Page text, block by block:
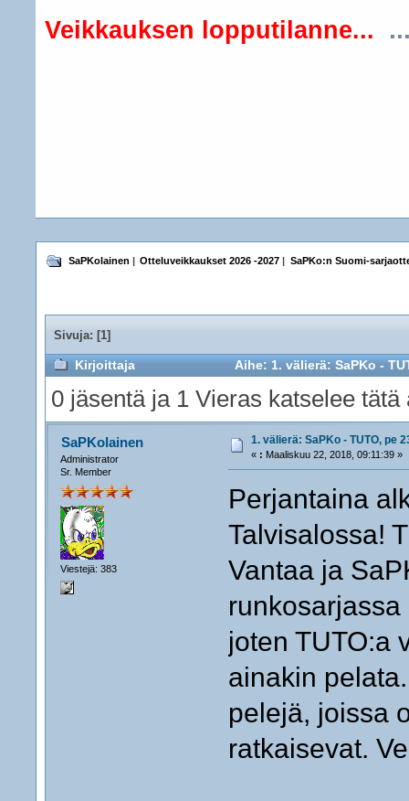
Veikkauksen lopputilanne...
SaPKolainen | Otteluveikkaukset 2026 -2027 | SaPKo:n Suomi-
Sivuja: [1]
Kirjoittaja Aihe: 1. välierä: SaPKo -
0 jäsentä ja 1 Vieras katselee tätä
SaPKolainen
Administrator
Sr. Member
Viestejä: 383
1. välierä: SaPKo - TUTO, pe
« : Maaliskuu 22, 2018, 09:11:39 »
Perjantaina
Talvisalossa!
Vantaa ja
joten TUTO:a
ainakin
pelejä, joissa
ratkaisevat.